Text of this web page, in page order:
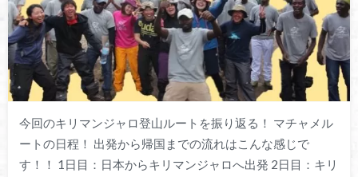
今回のキリマンジャロ登山ルートを振り返る！ マチャメル
ートの日程！ 出発から帰国までの流れはこんな感じで
す！！ 1日目：日本からキリマンジャロへ出発 2日目：キリ